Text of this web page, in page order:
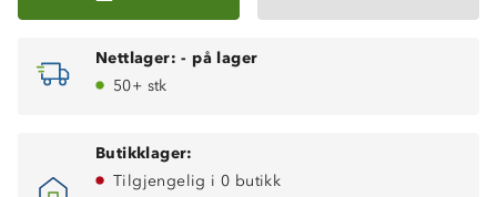
Nettlager: - på lager
50+ stk
Butikklager:
Tilgjengelig i 0 butikk